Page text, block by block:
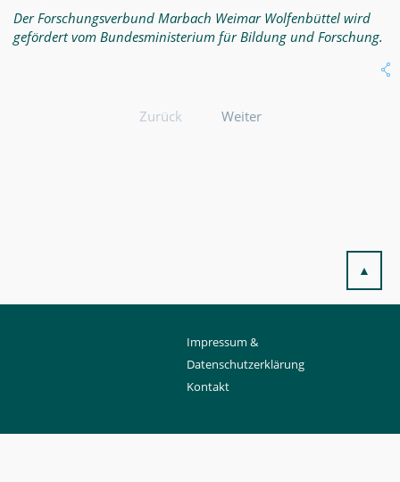
Der Forschungsverbund Marbach Weimar Wolfenbüttel wird
gefördert vom Bundesministerium für Bildung und Forschung.
Zurück Weiter
▲
Impressum &
Datenschutzerklärung
Kontakt